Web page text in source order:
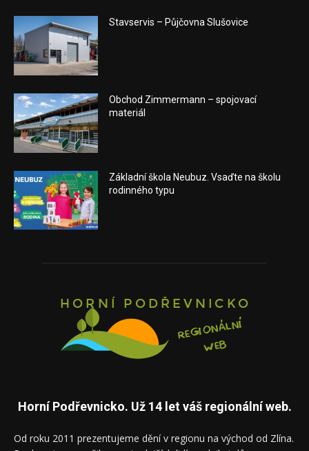
Stavservis – Půjčovna Slušovice
Obchod Zimmermann – spojovací
materiál
Základní škola Neubuz. Vsaďte na školu
rodinného typu
Horní Podřevnicko. Už 14 let váš regionální web.
Od roku 2011 prezentujeme dění v regionu na východ od Zlína.